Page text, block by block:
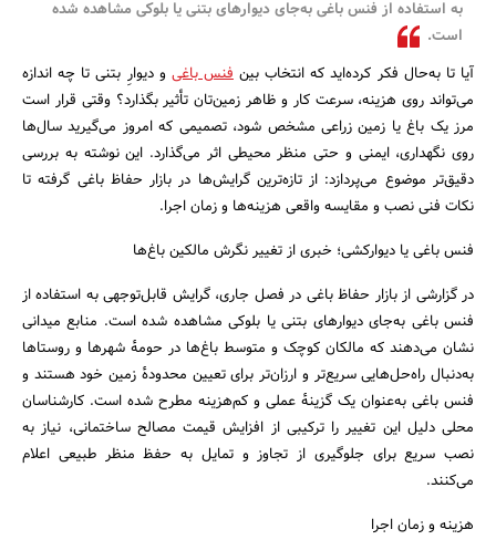
مسکن و ساختمان
به استفاده از فنس باغی به‌جای دیوارهای بتنی یا بلوکی مشاهده شده
است.
آیا تا به‌حال فکر کرده‌اید که انتخاب بینفنس باغی و دیوارِ بتنی تا چه اندازه
می‌تواند روی هزینه، سرعت کار و ظاهر زمین‌تان تأثیر بگذارد؟ وقتی قرار است
مرز یک باغ یا زمین زراعی مشخص شود، تصمیمی که امروز می‌گیرید سال‌ها
روی نگهداری، ایمنی و حتی منظر محیطی اثر می‌گذارد. این نوشته به بررسی
دقیق‌تر موضوع می‌پردازد: از تازه‌ترین گرایش‌ها در بازار حفاظ باغی گرفته تا
نکات فنی نصب و مقایسه واقعی هزینه‌ها و زمان اجرا.
فنس باغی یا دیوارکشی؛ خبری از تغییر نگرش مالکین باغ‌ها
در گزارشی از بازار حفاظ باغی در فصل جاری، گرایش قابل‌توجهی به استفاده از
فنس باغی به‌جای دیوارهای بتنی یا بلوکی مشاهده شده است. منابع میدانی
نشان می‌دهند که مالکان کوچک و متوسط باغ‌ها در حومهٔ شهرها و روستاها
به‌دنبال راه‌حل‌هایی سریع‌تر و ارزان‌تر برای تعیین محدودهٔ زمین خود هستند و
فنس باغی به‌عنوان یک گزینهٔ عملی و کم‌هزینه مطرح شده است. کارشناسان
محلی دلیل این تغییر را ترکیبی از افزایش قیمت مصالح ساختمانی، نیاز به
نصب سریع برای جلوگیری از تجاوز و تمایل به حفظ منظر طبیعی اعلام
می‌کنند.
هزینه و زمان اجرا